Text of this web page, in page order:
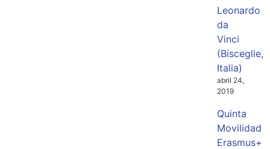
Leonardo
da
Vinci
(Bisceglie,
Italia)
abril 24,
2019
Quinta
Movilidad
Erasmus+